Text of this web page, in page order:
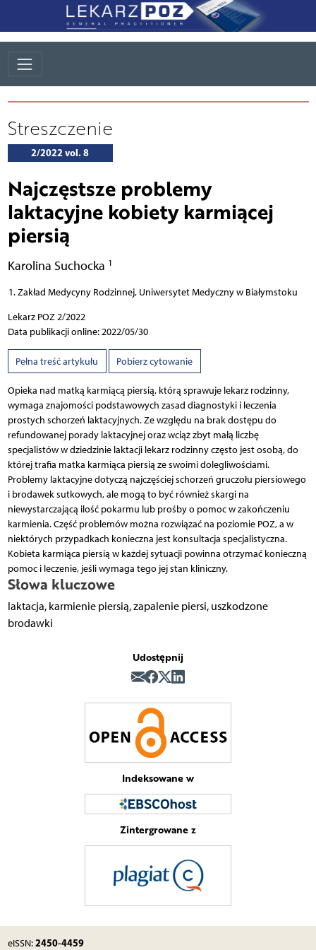
Streszczenie
2/2022 vol. 8
Najczęstsze problemy
laktacyjne kobiety karmiącej
piersią
Karolina Suchocka 1
Zakład Medycyny Rodzinnej, Uniwersytet Medyczny w Białymstoku
Lekarz POZ 2/2022
Data publikacji online: 2022/05/30
Pełna treść artykułu Pobierz cytowanie
Opieka nad matką karmiącą piersią, którą sprawuje lekarz rodzinny,
wymaga znajomości podstawowych zasad diagnostyki i leczenia
prostych schorzeń laktacyjnych. Ze względu na brak dostępu do
refundowanej porady laktacyjnej oraz wciąż zbyt małą liczbę
specjalistów w dziedzinie laktacji lekarz rodzinny często jest osobą, do
której trafia matka karmiąca piersią ze swoimi dolegliwościami.
Problemy laktacyjne dotyczą najczęściej schorzeń gruczołu piersiowego
i brodawek sutkowych, ale mogą to być również skargi na
niewystarczającą ilość pokarmu lub prośby o pomoc w zakończeniu
karmienia. Część problemów można rozwiązać na poziomie POZ, a w
niektórych przypadkach konieczna jest konsultacja specjalistyczna.
Kobieta karmiąca piersią w każdej sytuacji powinna otrzymać konieczną
pomoc i leczenie, jeśli wymaga tego jej stan kliniczny.
Słowa kluczowe
laktacja, karmienie piersią, zapalenie piersi, uszkodzone
brodawki
Udostępnij
Indeksowane w
Zintergrowane z
eISSN:2450-4459